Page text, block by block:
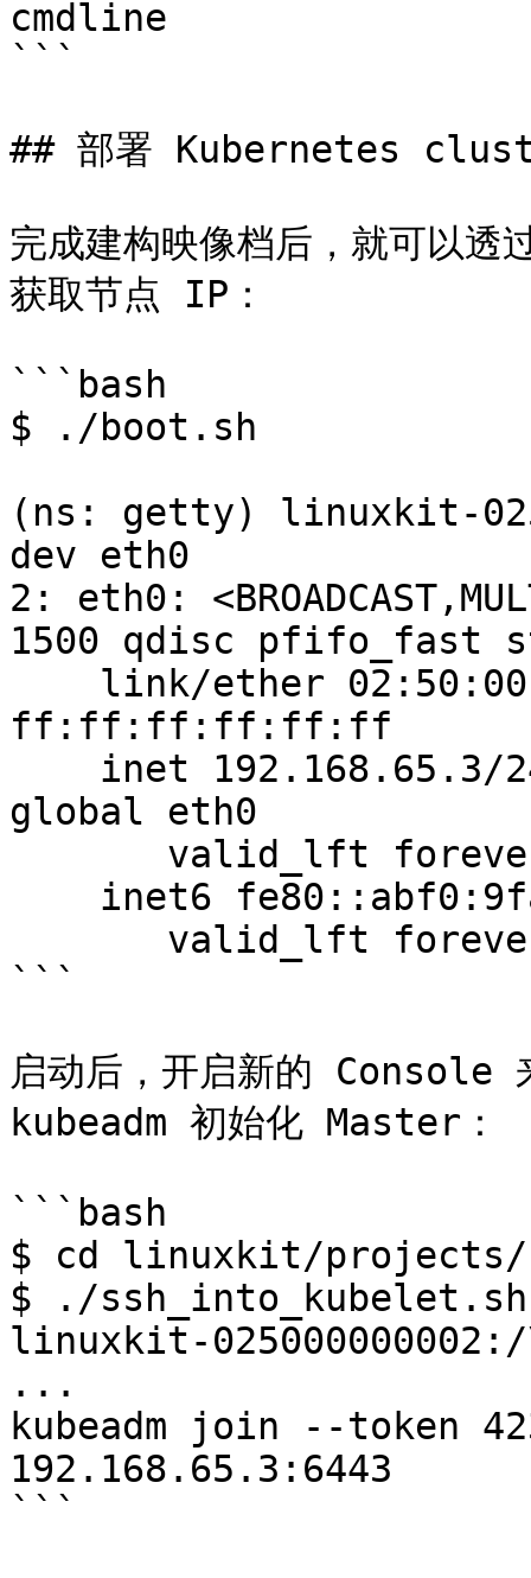
cmdline
```
## 部署 Kubernetes
完成建构映像档后，就可以
获取节点 IP：
```bash
$ ./boot.sh
(ns: getty) linuxkit-
dev eth0
2: eth0:
1500 qdisc pfifo_fast
ff:ff:ff:ff:ff:ff
global eth0
```
启动后，开启新的 Console
kubeadm 初始化 Master：
```bash
$ cd linuxkit/projects/
$ ./
linuxkit-
...
kubeadm join --token
192.168.65.3:6443
```